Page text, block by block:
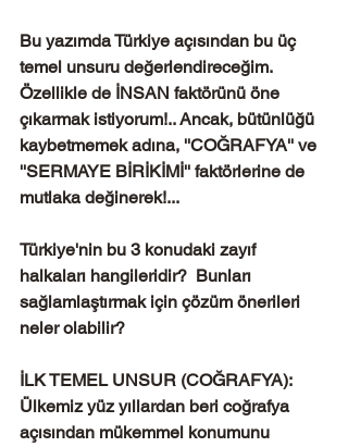
Bu yazımda Türkiye açısından bu üç
temel unsuru değerlendireceğim.
Özellikle de İNSAN faktörünü öne
çıkarmak istiyorum!.. Ancak, bütünlüğü
kaybetmemek adına, ''COĞRAFYA'' ve
''SERMAYE BİRİKİMİ'' faktörlerine de
mutlaka değinerek!...
Türkiye'nin bu 3 konudaki zayıf
halkaları hangileridir?  Bunları
sağlamlaştırmak için çözüm önerileri
neler olabilir?
İLK TEMEL UNSUR (COĞRAFYA):
Ülkemiz yüz yıllardan beri coğrafya
açısından mükemmel konumunu